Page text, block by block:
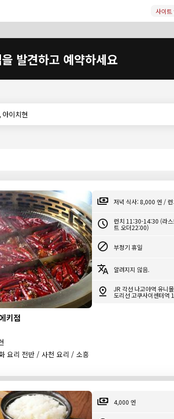
사이트
발견하고 예약하세요
, 아이치현
키점
요리 전반 / 사천 요리 / 소흥
저녁 식사: 8,000 엔 /
런치 11:30-14:30 (라
트 오더22:00)
부정기 휴일
알려지지 않음.
JR 각선 나고야역 유니
도리선 고쿠사이센터역
4,000 엔